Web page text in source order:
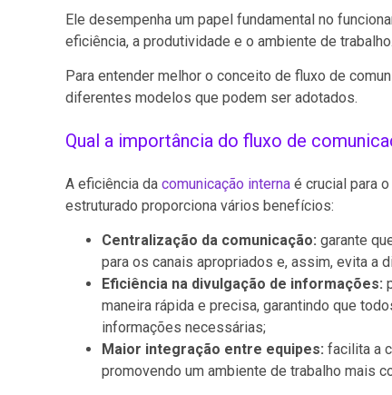
Ele desempenha um papel fundamental no
eficiência, a produtividade e o ambiente de trabalho.
Para entender melhor o conceito de fluxo de
diferentes modelos que podem ser adotados.
Qual a importância do fluxo de
A eficiência da comunicação interna é crucial para
estruturado proporciona vários benefícios:
Centralização da comunicação: garante
para os canais apropriados e, assim, evita a
Eficiência na divulgação de informações:
maneira rápida e precisa, garantindo que
informações necessárias;
Maior integração entre equipes: facilita a
promovendo um ambiente de trabalho mais